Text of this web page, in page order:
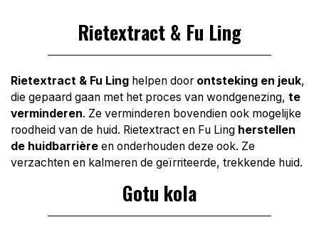
Rietextract & Fu Ling
Rietextract & Fu Ling helpen door ontsteking en jeuk,
die gepaard gaan met het proces van wondgenezing, te
verminderen. Ze verminderen bovendien ook mogelijke
roodheid van de huid. Rietextract en Fu Ling herstellen
de huidbarrière en onderhouden deze ook. Ze
verzachten en kalmeren de geïrriteerde, trekkende huid.
Gotu kola